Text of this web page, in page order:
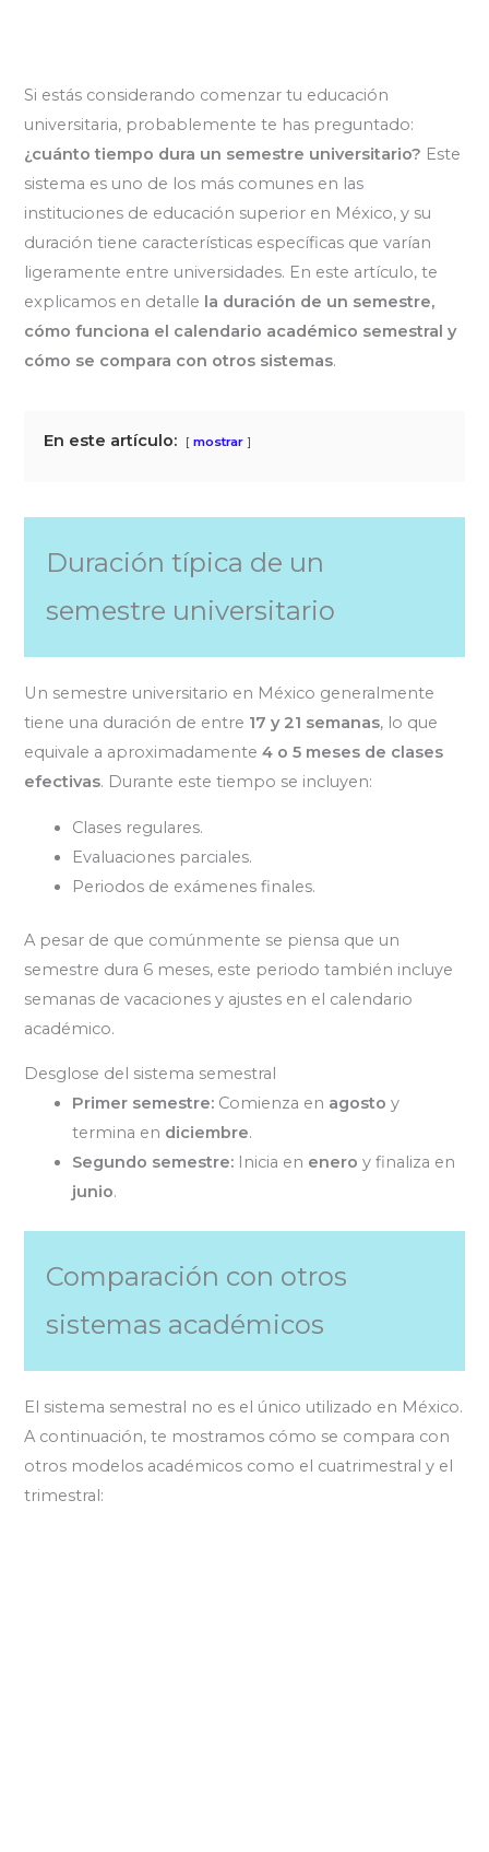
Si estás considerando comenzar tu educación
universitaria, probablemente te has preguntado:
¿cuánto tiempo dura un semestre universitario? Este
sistema es uno de los más comunes en las
instituciones de educación superior en México, y su
duración tiene características específicas que varían
ligeramente entre universidades. En este artículo, te
explicamos en detalle la duración de un semestre,
cómo funciona el calendario académico semestral y
cómo se compara con otros sistemas.
En este artículo: mostrar
Duración típica de un
semestre universitario
Un semestre universitario en México generalmente
tiene una duración de entre 17 y 21 semanas, lo que
equivale a aproximadamente4 o 5 meses de clases
efectivas. Durante este tiempo se incluyen:
Clases regulares.
Evaluaciones parciales.
Periodos de exámenes finales.
A pesar de que comúnmente se piensa que un
semestre dura 6 meses, este periodo también incluye
semanas de vacaciones y ajustes en el calendario
académico.
Desglose del sistema semestral
Primer semestre: Comienza en agosto y
termina en diciembre.
Segundo semestre: Inicia en enero y finaliza en
junio.
Comparación con otros
sistemas académicos
El sistema semestral no es el único utilizado en México.
A continuación, te mostramos cómo se compara con
otros modelos académicos como el cuatrimestral y el
trimestral: